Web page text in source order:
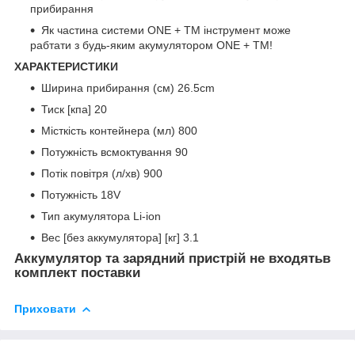
прибирання
Як частина системи ONE + TM інструмент може
рабтати з будь-яким акумулятором ONE + TM!
ХАРАКТЕРИСТИКИ
Ширина прибирання (см) 26.5cm
Тиск [кпа] 20
Місткість контейнера (мл) 800
Потужність всмоктування 90
Потік повітря (л/хв) 900
Потужність 18V
Тип акумулятора Li-ion
Вес [без аккумулятора] [кг] 3.1
Аккумулятор та зарядний пристрій не входятьв
комплект поставки
Приховати